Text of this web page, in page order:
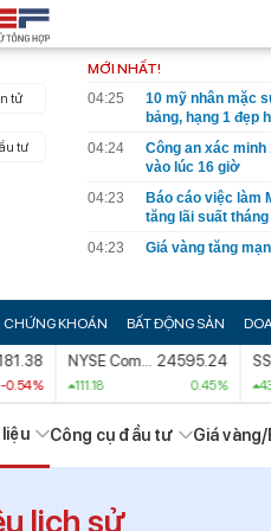
tử
tư
MỚI NHẤT!
04:25
10 mỹ nhân mặc
bảng, hạng 1 đẹp
04:24
Công an xác
vào lúc 16 giờ
04:23
Báo cáo việc làm
tăng lãi suất
04:23
Giá vàng tăng
bỏ lỡ quyền lợi
04:17
Giá vàng nhẫn
04:12
Khu nghỉ dưỡng
đi bằng tre, nội
xưa
04:10
Cơ quan Thuế
trong danh sách
04:08
CHỨNG KHOÁN BẤT ĐỘNG SẢN
%
NYSE Composite Index
111.18
24595.24
0.45 % 43.55
Công cụ đầu tư Giá vàng/
lịch sử